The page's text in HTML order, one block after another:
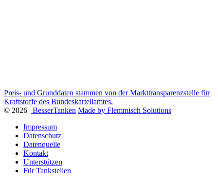
Preis- und Grunddaten stammen von der Markttransparenzstelle für
Kraftstoffe des Bundeskartellamtes.
© 2026 | BesserTanken Made by Flemmisch Solutions
Impressum
Datenschutz
Datenquelle
Kontakt
Unterstützen
Für Tankstellen